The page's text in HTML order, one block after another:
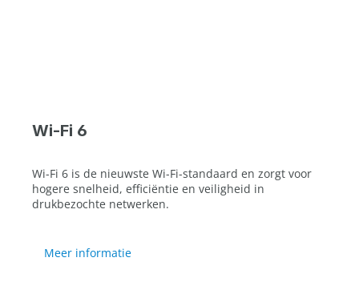
Wi-Fi 6
Wi-Fi 6 is de nieuwste Wi-Fi-standaard en zorgt voor
hogere snelheid, efficiëntie en veiligheid in
drukbezochte netwerken.
Meer informatie